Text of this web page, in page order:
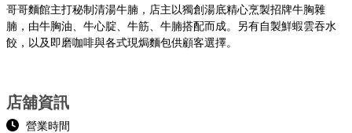
哥哥麵館主打秘制清湯牛腩，店主以獨創湯底精心烹製招牌牛胸雜
腩，由牛胸油、牛心腚、牛筋、牛腩搭配而成。另有自製鮮蝦雲吞水
餃，以及即磨咖啡與各式現焗麵包供顧客選擇。
店舖資訊
營業時間